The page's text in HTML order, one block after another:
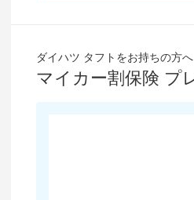
ダイハツ タフトをお持ちの方へ
マイカー割保険 プ